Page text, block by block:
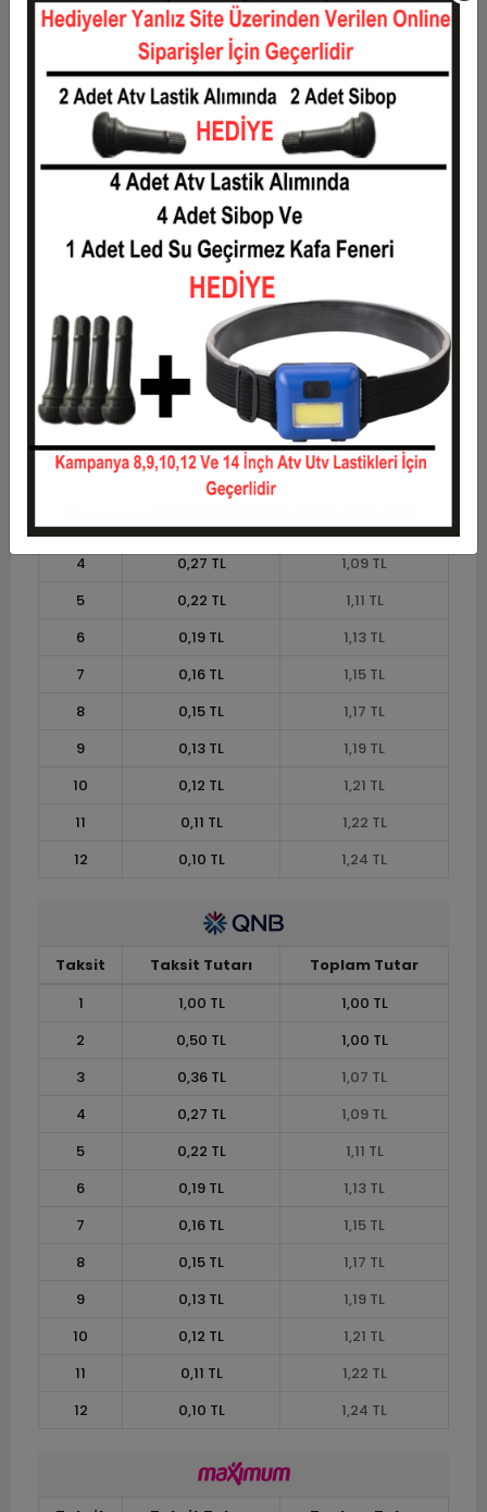
4
0,27 TL
1,09 TL
0,22 TL
1,11 TL
6
0,19 TL
1,13 TL
0,16 TL
1,15 TL
8
0,15 TL
1,17 TL
0,13 TL
1,19 TL
0,11 TL
1,24 TL
Taksit Taksit Tutarı
Toplam Tutar
1
1,00 TL
1,00 TL
0,50 TL
3
0,36 TL
1,07 TL
4
0,27 TL
1,09 TL
5
0,22 TL
1,11 TL
6
0,19 TL
1,13 TL
7
0,16 TL
1,15 TL
8
0,15 TL
1,17 TL
9
0,13 TL
1,19 TL
10
0,12 TL
1,21 TL
11
0,11 TL
1,22 TL
12
0,10 TL 1,24 TL
Taksit Taksit Tutarı
Toplam Tutar
1
1,00 TL
1,00 TL
2
0,50 TL
1,00 TL
3
0,36 TL
1,07 TL
4
0,27 TL
1,09 TL
5
0,22 TL
1,11 TL
6
0,19 TL
1,13 TL
7
0,16 TL
1,15 TL
8
0,15 TL
1,17 TL
9
0,13 TL
1,19 TL
10
0,12 TL
1,21 TL
11
0,11 TL
1,22 TL
12
0,10 TL 1,24 TL